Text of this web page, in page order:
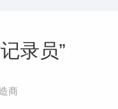
录员”
商